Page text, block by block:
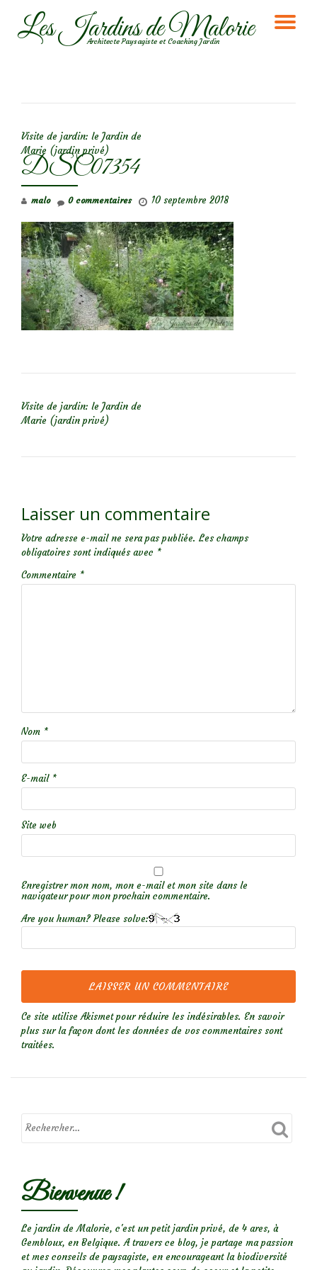
AllerLes Jardins de Malorie
Architecte Paysagiste et Coaching Jardin
Visite de jardin: le Jardin de
Marie (jardin privé)
DSC07354
malo 10 septembre 2018
0 commentaires
Visite de jardin: le Jardin de
Marie (jardin privé)
Laisser un commentaire
Votre adresse e-mail ne sera pas publiée. Les champs
obligatoires sont indiqués avec *
Commentaire *
Nom *
E-mail *
Site web
Enregistrer mon nom, mon e-mail et mon site dans le
navigateur pour mon prochain commentaire.
Are you human? Please solve:
Ce site utilise Akismet pour réduire les indésirables. En savoir
plus sur la façon dont les données de vos commentaires sont
traitées.
Bienvenue !
Le jardin de Malorie, c'est un petit jardin privé, de 4 ares, à
Gembloux, en Belgique. A travers ce blog, je partage ma passion
et mes conseils de paysagiste, en encourageant la biodiversité